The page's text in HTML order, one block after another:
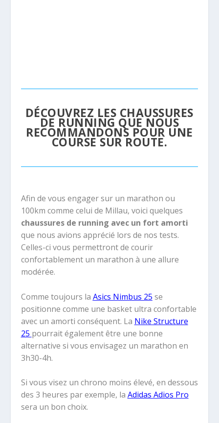
DÉCOUVREZ LES CHAUSSURES
DE RUNNING QUE NOUS
RECOMMANDONS POUR UNE
COURSE SUR ROUTE.
Afin de vous engager sur un marathon ou
100km comme celui de Millau, voici quelques
chaussures de running avec un fort amorti
que nous avions apprécié lors de nos tests.
Celles-ci vous permettront de courir
confortablement un marathon à une allure
modérée.
Comme toujours la Asics Nimbus 25 se
positionne comme une basket ultra confortable
avec un amorti conséquent. La Nike Structure
25 pourrait également être une bonne
alternative si vous envisagez un marathon en
3h30-4h.
Si vous visez un chrono moins élevé, en dessous
des 3 heures par exemple, la Adidas Adios Pro
sera un bon choix.